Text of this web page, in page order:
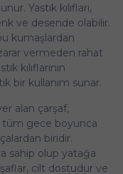
Yastık kılıfları,
ve desende olabilir.
kumaşlardan
vermeden rahat
kılıflarının
bir kullanım sunar.
alan çarşaf,
tüm gece boyunca
biridir.
sahip olup yatağa
cilt dostudur ve